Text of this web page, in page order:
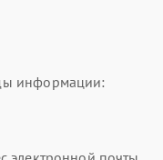
информации: